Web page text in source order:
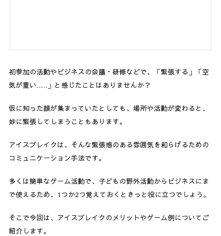
初参加の活動やビジネスの会議・研修などで、「緊張する」「空
気が重い……」と感じたことはありませんか？
仮に知った顔が集まっていたとしても、場所や活動が変わると、
妙に緊張してしまうこともあります。
アイスブレイクは、そんな緊張感のある雰囲気を和らげるための
コミュニケーション手法です。
多くは簡単なゲーム活動で、子どもの野外活動からビジネスにま
で使えるため、1つか2つ覚えておくときっと役に立つでしょう。
そこで今回は、アイスブレイクのメリットやゲーム例についてご
紹介します。